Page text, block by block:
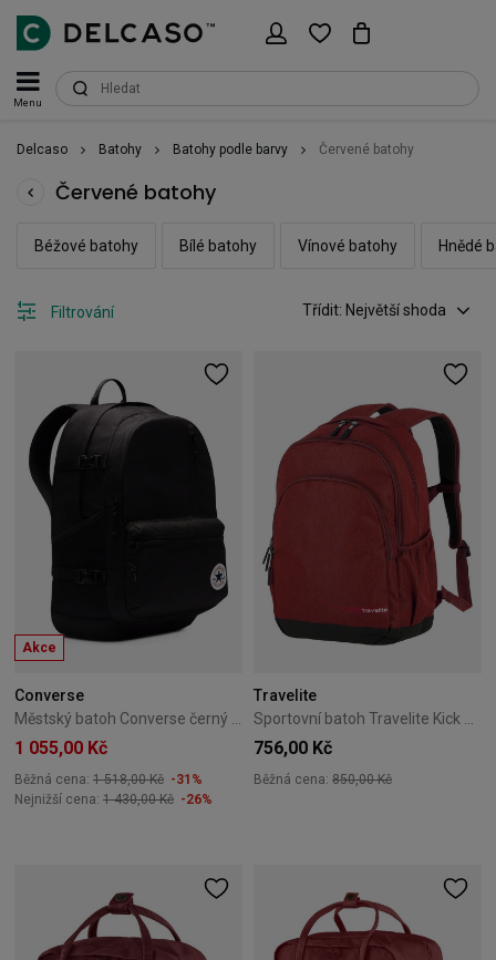
Menu
Delcaso Batohy Batohy podle barvy Červené batohy
Červené batohy
Béžové batohy Bílé batohy Vínové batohy Hnědé
Třídit: Největší shoda
Filtrování
Akce
Converse
1 055,00 Kč
Běžná cena: 1 518,00 Kč -31%
Nejnižší cena: 1 430,00 Kč -26%
Travelite
756,00 Kč
Běžná cena: 850,00 Kč